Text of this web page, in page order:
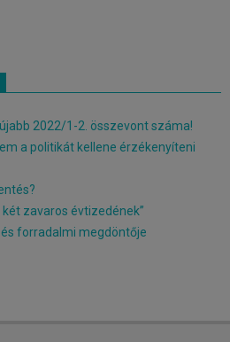
2022/1-2. összevont száma!
a politikát kellene érzékenyíteni
zavaros évtizedének”
forradalmi megdöntője